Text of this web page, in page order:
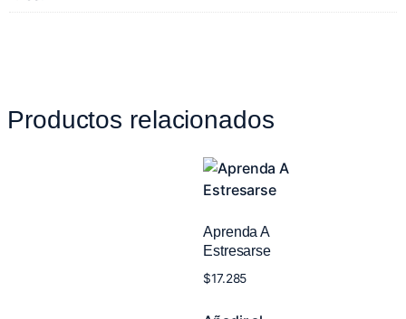
Productos relacionados
Aprenda A
Estresarse
$17.285